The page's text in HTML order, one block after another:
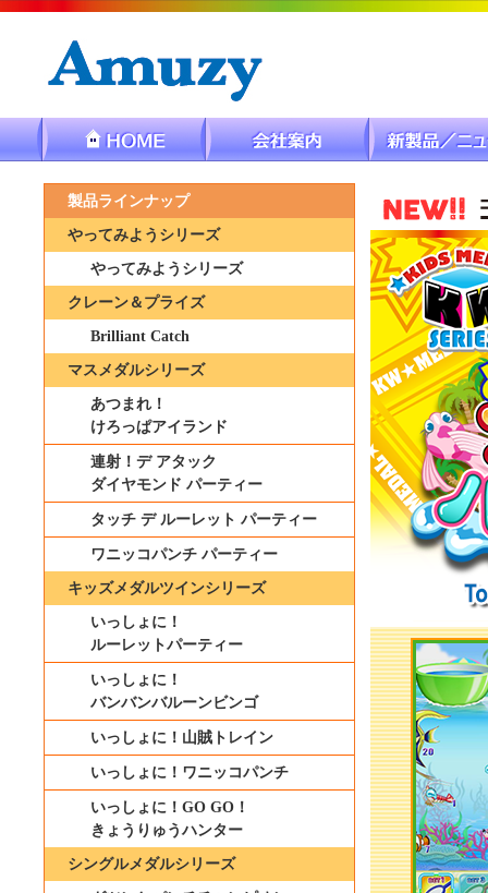
製品ラインナップ
やってみようシリーズ
やってみようシリーズ
クレーン＆プライズ
Brilliant Catch
マスメダルシリーズ
あつまれ！
けろっぱアイランド
連射！デ アタック
ダイヤモンド パーティー
タッチ デ ルーレット パーティー
ワニッコパンチ パーティー
キッズメダルツインシリーズ
いっしょに！
ルーレットパーティー
いっしょに！
バンバンバルーンビンゴ
いっしょに！山賊トレイン
いっしょに！ワニッコパンチ
いっしょに！GO GO！
きょうりゅうハンター
シングルメダルシリーズ